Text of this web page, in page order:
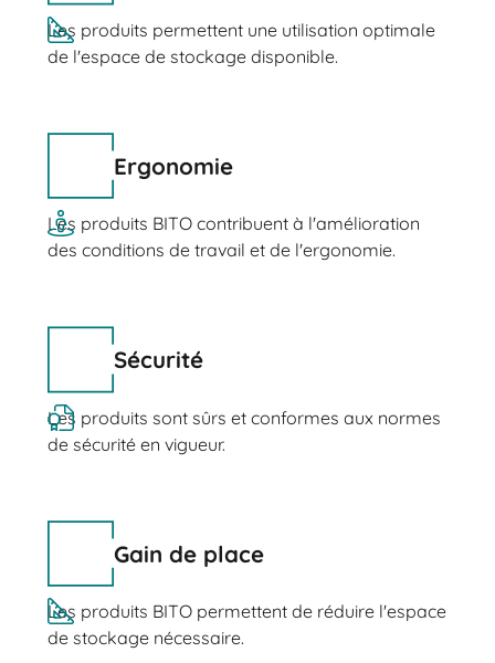
Les produits permettent une utilisation optimale
de l'espace de stockage disponible.
Ergonomie
Les produits BITO contribuent à l'amélioration
des conditions de travail et de l'ergonomie.
Sécurité
Les produits sont sûrs et conformes aux normes
de sécurité en vigueur.
Gain de place
Les produits BITO permettent de réduire l'espace
de stockage nécessaire.